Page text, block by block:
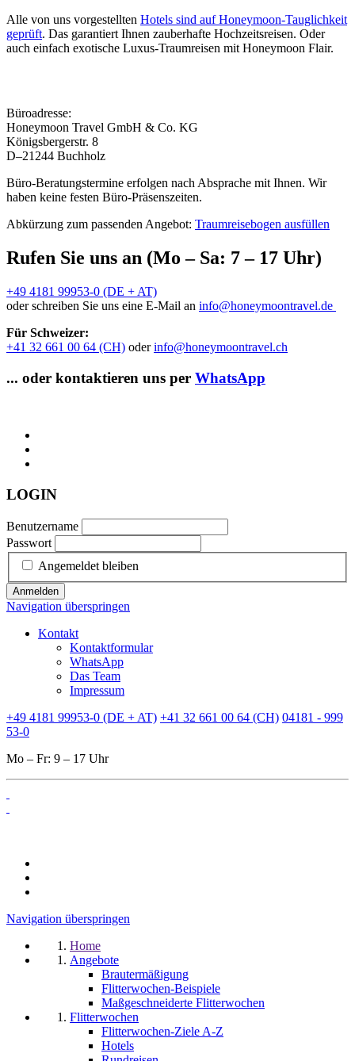
Alle von uns vorgestellten Hotels sind auf Honeymoon-Tauglichkeit
geprüft. Das garantiert Ihnen zauberhafte Hochzeitsreisen. Oder
auch einfach exotische Luxus-Traumreisen mit Honeymoon Flair.
Büroadresse:
Honeymoon Travel GmbH & Co. KG
Königsbergerstr. 8
D–21244 Buchholz
Büro-Beratungstermine erfolgen nach Absprache mit Ihnen. Wir
haben keine festen Büro-Präsenszeiten.
Abkürzung zum passenden Angebot: Traumreisebogen ausfüllen
Rufen Sie uns an (Mo – Sa: 7 – 17 Uhr)
+49 4181 99953-0 (DE + AT)
oder schreiben Sie uns eine E-Mail an info@honeymoontravel.de
Für Schweizer:
+41 32 661 00 64 (CH) oderinfo@honeymoontravel.ch
... oder kontaktieren uns per WhatsApp
LOGIN
Benutzername
Passwort
Angemeldet bleiben
Anmelden
Navigation überspringen
Kontakt
Kontaktformular
WhatsApp
Das Team
Impressum
+49 4181 99953-0 (DE + AT) +41 32 661 00 64 (CH) 04181 - 999
53-0
Mo – Fr: 9 – 17 Uhr
Navigation überspringen
Home
Angebote
Brautermäßigung
Flitterwochen-Beispiele
Maßgeschneiderte Flitterwochen
Flitterwochen
Flitterwochen-Ziele A-Z
Hotels